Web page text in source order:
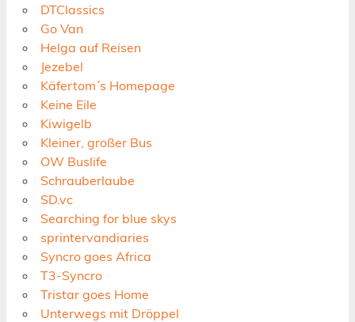
DTClassics
Go Van
Helga auf Reisen
Jezebel
Käfertom´s Homepage
Keine Eile
Kiwigelb
Kleiner, großer Bus
OW Buslife
Schrauberlaube
SD.vc
Searching for blue skys
sprintervandiaries
Syncro goes Africa
T3-Syncro
Tristar goes Home
Unterwegs mit Dröppel